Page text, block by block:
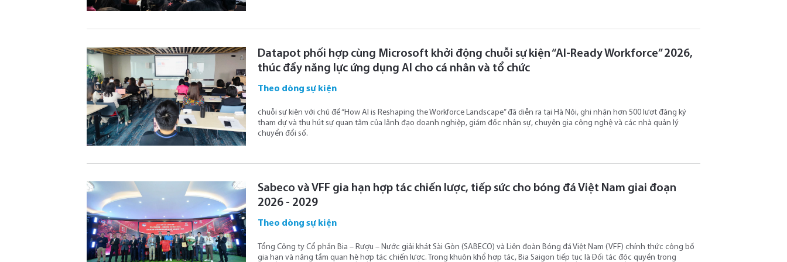
Datapot phối hợp cùng Microsoft khởi động chuỗi sự kiện “AI-Ready Workforce” 2026,
thúc đẩy năng lực ứng dụng AI cho cá nhân và tổ chức
Theo dòng sự kiện
chuỗi sự kiện với chủ đề “How AI is Reshaping the Workforce Landscape” đã diễn ra tại Hà Nội, ghi nhận hơn 500 lượt đăng ký
tham dự và thu hút sự quan tâm của lãnh đạo doanh nghiệp, giám đốc nhân sự, chuyên gia công nghệ và các nhà quản lý
chuyển đổi số.
Sabeco và VFF gia hạn hợp tác chiến lược, tiếp sức cho bóng đá Việt Nam giai đoạn
2026 - 2029
Theo dòng sự kiện
Tổng Công ty Cổ phần Bia – Rượu – Nước giải khát Sài Gòn (SABECO) và Liên đoàn Bóng đá Việt Nam (VFF) chính thức công bố
gia hạn và nâng tầm quan hệ hợp tác chiến lược. Trong khuôn khổ hợp tác, Bia Saigon tiếp tục là Đối tác độc quyền trong